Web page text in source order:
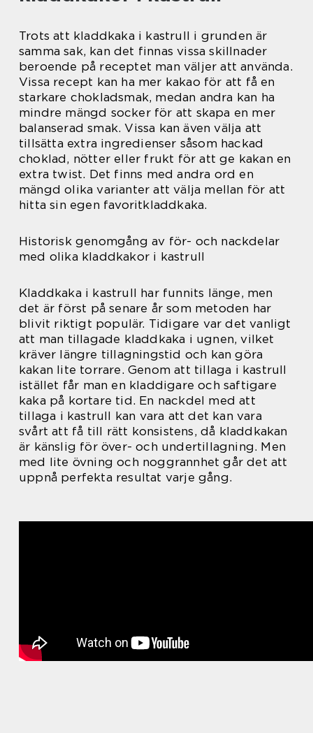
Trots att kladdkaka i kastrull i grunden är
samma sak, kan det finnas vissa skillnader
beroende på receptet man väljer att använda.
Vissa recept kan ha mer kakao för att få en
starkare chokladsmak, medan andra kan ha
mindre mängd socker för att skapa en mer
balanserad smak. Vissa kan även välja att
tillsätta extra ingredienser såsom hackad
choklad, nötter eller frukt för att ge kakan en
extra twist. Det finns med andra ord en
mängd olika varianter att välja mellan för att
hitta sin egen favoritkladdkaka.
Historisk genomgång av för- och nackdelar
med olika kladdkakor i kastrull
Kladdkaka i kastrull har funnits länge, men
det är först på senare år som metoden har
blivit riktigt populär. Tidigare var det vanligt
att man tillagade kladdkaka i ugnen, vilket
kräver längre tillagningstid och kan göra
kakan lite torrare. Genom att tillaga i kastrull
istället får man en kladdigare och saftigare
kaka på kortare tid. En nackdel med att
tillaga i kastrull kan vara att det kan vara
svårt att få till rätt konsistens, då kladdkakan
är känslig för över- och undertillagning. Men
med lite övning och noggrannhet går det att
uppnå perfekta resultat varje gång.